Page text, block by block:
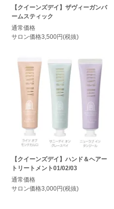
【クイーンズデイ】ザヴィーガンバ
ームスティック
通常価格
サロン価格3,500円(税抜)
【クイーンズデイ】ハンド＆ヘアー
トリートメント01/02/03
通常価格
サロン価格3,000円(税抜)